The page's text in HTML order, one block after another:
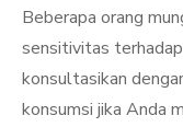
Beberapa orang
sensitivitas
konsultasikan
konsumsi jika Anda